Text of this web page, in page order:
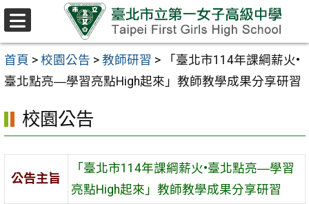
跳至主要內容區
首頁 > 校園公告 > 教師研習 >
「臺北市114年課綱薪火•
臺北點亮―學習亮點High起來」教師教學成果分享研習
校園公告
公告主旨
「臺北市114年課綱薪火•臺北點亮―學習
亮點High起來」教師教學成果分享研習
選
單